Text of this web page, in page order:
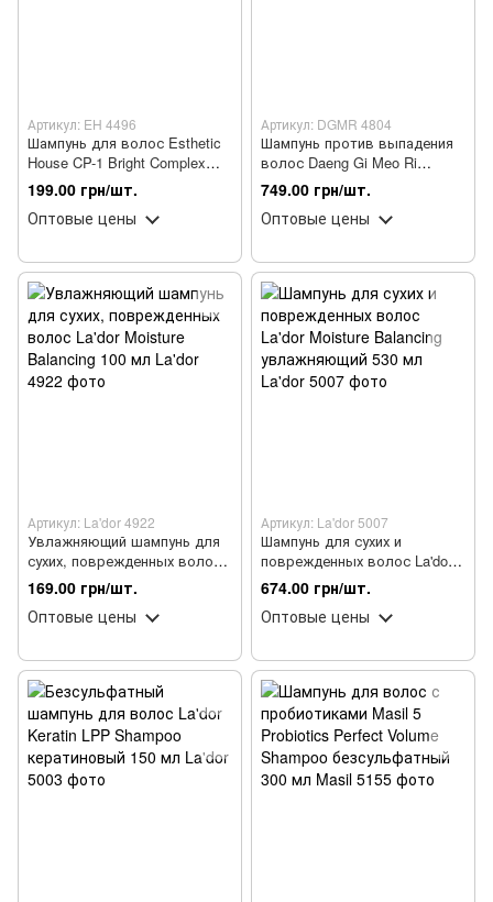
Артикул: EH 4496
Шампунь для волос Esthetic
House CP-1 Bright Complex
Intense восстанавливающий
100 мл
199.00 грн/шт.
Оптовые цены
Артикул: DGMR 4804
Шампунь против выпадения
волос Daeng Gi Meo Ri
Vitalizing 500 мл
749.00 грн/шт.
Оптовые цены
Артикул: La'dor 4922
Увлажняющий шампунь для
сухих, поврежденных волос
La'dor Moisture Balancing 100
мл
169.00 грн/шт.
Оптовые цены
Артикул: La'dor 5007
Шампунь для сухих и
поврежденных волос La'dor
Moisture Balancing
увлажняющий 530 мл
674.00 грн/шт.
Оптовые цены